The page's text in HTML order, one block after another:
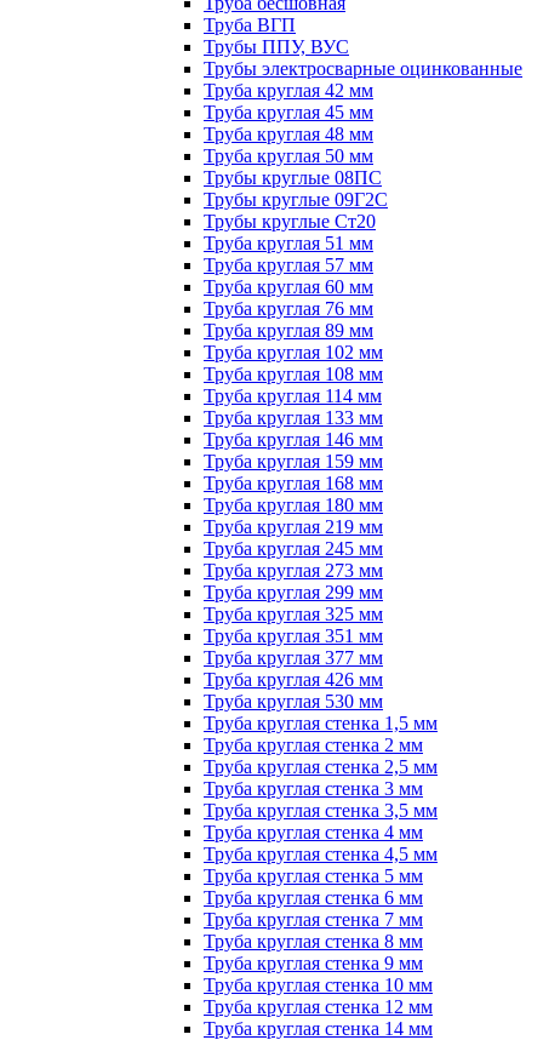
Труба ВГП
Трубы ППУ, ВУС
Трубы электросварные оцинкованные
Труба круглая 42 мм
Труба круглая 45 мм
Труба круглая 48 мм
Труба круглая 50 мм
Трубы круглые 08ПС
Трубы круглые 09Г2С
Трубы круглые Ст20
Труба круглая 51 мм
Труба круглая 57 мм
Труба круглая 60 мм
Труба круглая 76 мм
Труба круглая 89 мм
Труба круглая 102 мм
Труба круглая 108 мм
Труба круглая 114 мм
Труба круглая 133 мм
Труба круглая 146 мм
Труба круглая 159 мм
Труба круглая 168 мм
Труба круглая 180 мм
Труба круглая 219 мм
Труба круглая 245 мм
Труба круглая 273 мм
Труба круглая 299 мм
Труба круглая 325 мм
Труба круглая 351 мм
Труба круглая 377 мм
Труба круглая 426 мм
Труба круглая 530 мм
Труба круглая стенка 1,5 мм
Труба круглая стенка 2 мм
Труба круглая стенка 2,5 мм
Труба круглая стенка 3 мм
Труба круглая стенка 3,5 мм
Труба круглая стенка 4 мм
Труба круглая стенка 4,5 мм
Труба круглая стенка 5 мм
Труба круглая стенка 6 мм
Труба круглая стенка 7 мм
Труба круглая стенка 8 мм
Труба круглая стенка 9 мм
Труба круглая стенка 10 мм
Труба круглая стенка 12 мм
Труба круглая стенка 14 мм